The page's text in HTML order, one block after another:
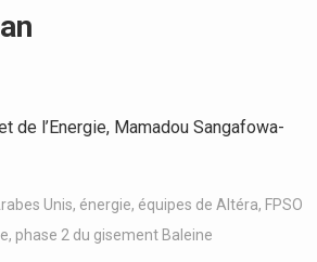
l’Energie, Mamadou Sangafowa-
Unis, énergie, équipes de Altéra, FPSO
, phase 2 du gisement Baleine